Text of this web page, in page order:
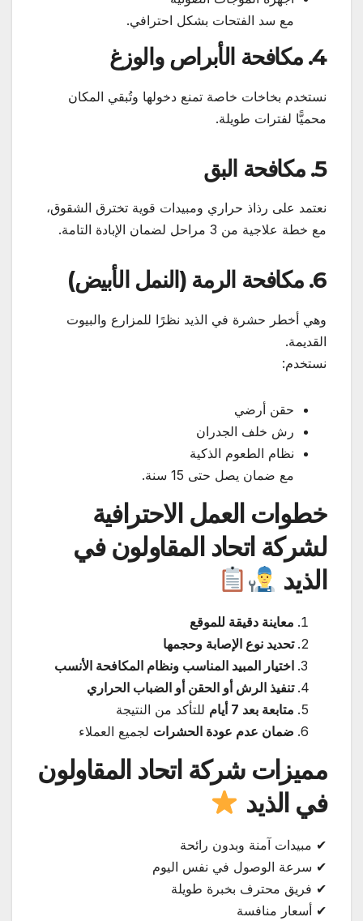
مع سد الفتحات بشكل احترافي.
4. مكافحة الأبراص والوزغ
نستخدم بخاخات خاصة تمنع دخولها وتُبقي المكان
محميًّا لفترات طويلة.
5. مكافحة البق
نعتمد على رذاذ حراري ومبيدات قوية تخترق الشقوق،
مع خطة علاجية من 3 مراحل لضمان الإبادة التامة.
6. مكافحة الرمة (النمل الأبيض)
وهي أخطر حشرة في الذيد نظرًا للمزارع والبيوت
القديمة.
نستخدم:
حقن أرضي
رش خلف الجدران
نظام الطعوم الذكية
مع ضمان يصل حتى 15 سنة.
خطوات العمل الاحترافية
لشركة اتحاد المقاولون في
الذيد
معاينة دقيقة للموقع
تحديد نوع الإصابة وحجمها
اختيار المبيد المناسب ونظام المكافحة الأنسب
تنفيذ الرش أو الحقن أو الضباب الحراري
متابعة بعد 7 أيام
للتأكد من النتيجة
ضمان عدم عودة الحشرات لجميع العملاء
مميزات شركة اتحاد المقاولون
في الذيد
✔ مبيدات آمنة وبدون رائحة
✔ سرعة الوصول في نفس اليوم
✔ فريق محترف بخبرة طويلة
✔ أسعار منافسة